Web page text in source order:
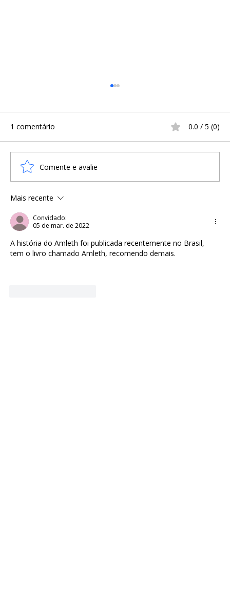
Treinamento e o Cotidiano
Escandinavo
1 comentário 0.0 / 5 (0)
Comente e avalie
Mais recente
Convidado:
05 de mar. de 2022
A história do Amleth foi publicada recentemente no Brasil,
tem o livro chamado Amleth, recomendo demais.